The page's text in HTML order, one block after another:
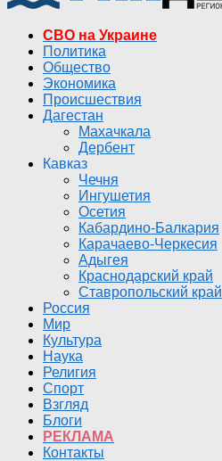
СВО на Украине
Политика
Общество
Экономика
Происшествия
Дагестан
Махачкала
Дербент
Кавказ
Чечня
Ингушетия
Осетия
Кабардино-Балкария
Карачаево-Черкесия
Адыгея
Краснодарский край
Ставропольский край
Россия
Мир
Культура
Наука
Религия
Спорт
Взгляд
Блоги
РЕКЛАМА
Контакты